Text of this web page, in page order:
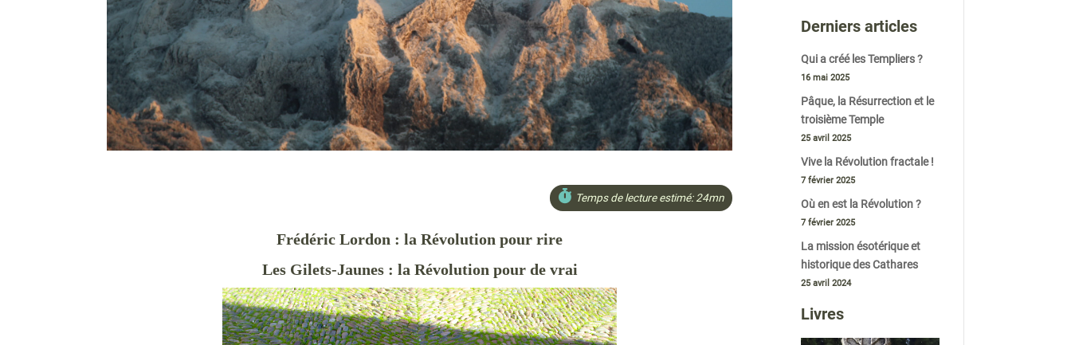
Temps de lecture estimé: 24mn
Frédéric Lordon : la Révolution pour rire
Les Gilets-Jaunes : la Révolution pour de vrai
Derniers articles
Qui a créé les Templiers ?
16 mai 2025
Pâque, la Résurrection et le
troisième Temple
25 avril 2025
Vive la Révolution fractale !
7 février 2025
Où en est la Révolution ?
7 février 2025
La mission ésotérique et
historique des Cathares
25 avril 2024
Livres